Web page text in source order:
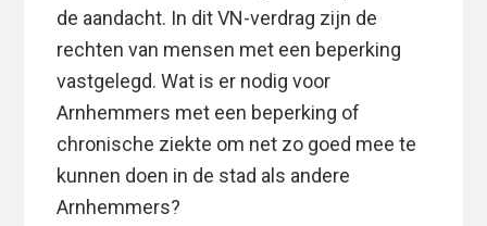
de aandacht. In dit VN-verdrag zijn de
rechten van mensen met een beperking
vastgelegd. Wat is er nodig voor
Arnhemmers met een beperking of
chronische ziekte om net zo goed mee te
kunnen doen in de stad als andere
Arnhemmers?